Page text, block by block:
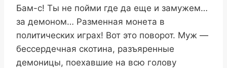
Бам-с! Ты не пойми где да еще и замужем…
за демоном… Разменная монета в
политических играх! Вот это поворот. Муж —
бессердечная скотина, разъяренные
демоницы, поехавшие на всю голову